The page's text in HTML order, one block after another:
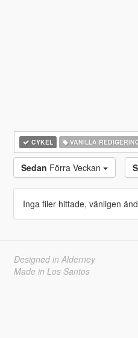
CYKEL VANILLA
Sedan Förra Veckan
Inga filer hittade, vänligen
Designed in Alderney
Made in Los Santos